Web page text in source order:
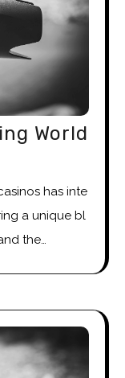
World
has inte
a unique bl
the…